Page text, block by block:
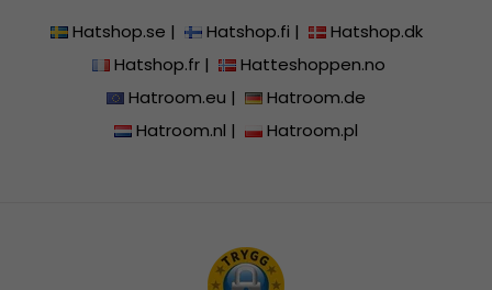
Hatshop.se | Hatshop.fi |
Hatshop.dk
Hatshop.fr|
Hatteshoppen.no
Hatroom.eu |
Hatroom.de
Hatroom.nl | Hatroom.pl